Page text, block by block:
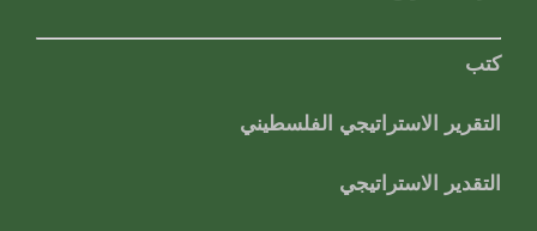
كتب
التقرير الاستراتيجي الفلسطيني
التقدير الاستراتيجي